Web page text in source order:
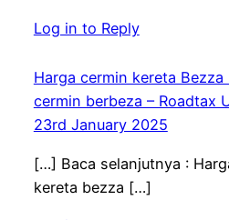
Log in to Reply
Harga cermin kereta
cermin berbeza – Roadtax
23rd January 2025
[…] Baca selanjutnya :
kereta bezza […]